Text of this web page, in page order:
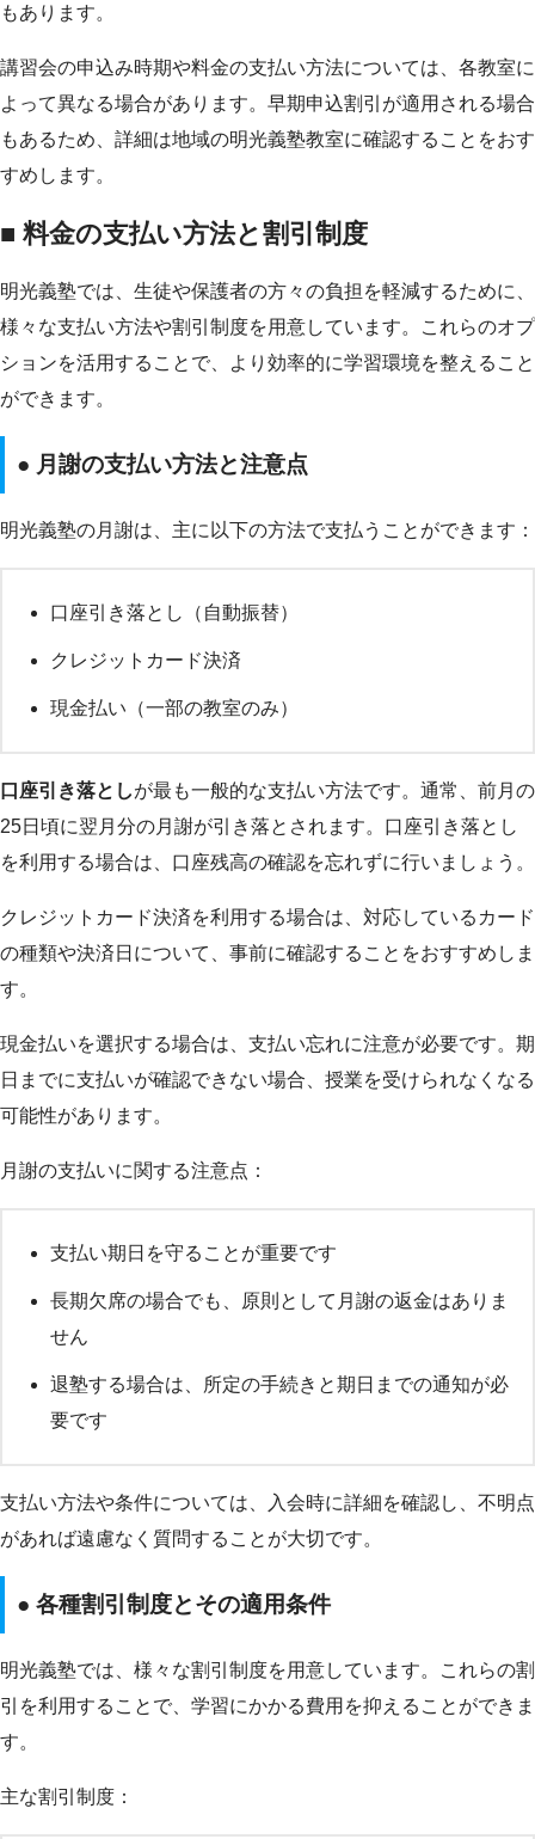
もあります。
講習会の申込み時期や料金の支払い方法については、各教室に
よって異なる場合があります。早期申込割引が適用される場合
もあるため、詳細は地域の明光義塾教室に確認することをおす
すめします。
■ 料金の支払い方法と割引制度
明光義塾では、生徒や保護者の方々の負担を軽減するために、
様々な支払い方法や割引制度を用意しています。これらのオプ
ションを活用することで、より効率的に学習環境を整えること
ができます。
● 月謝の支払い方法と注意点
明光義塾の月謝は、主に以下の方法で支払うことができます：
口座引き落とし（自動振替）
クレジットカード決済
現金払い（一部の教室のみ）
口座引き落としが最も一般的な支払い方法です。通常、前月の
25日頃に翌月分の月謝が引き落とされます。口座引き落とし
を利用する場合は、口座残高の確認を忘れずに行いましょう。
クレジットカード決済を利用する場合は、対応しているカード
の種類や決済日について、事前に確認することをおすすめしま
す。
現金払いを選択する場合は、支払い忘れに注意が必要です。期
日までに支払いが確認できない場合、授業を受けられなくなる
可能性があります。
月謝の支払いに関する注意点：
支払い期日を守ることが重要です
長期欠席の場合でも、原則として月謝の返金はありま
せん
退塾する場合は、所定の手続きと期日までの通知が必
要です
支払い方法や条件については、入会時に詳細を確認し、不明点
があれば遠慮なく質問することが大切です。
● 各種割引制度とその適用条件
明光義塾では、様々な割引制度を用意しています。これらの割
引を利用することで、学習にかかる費用を抑えることができま
す。
主な割引制度：